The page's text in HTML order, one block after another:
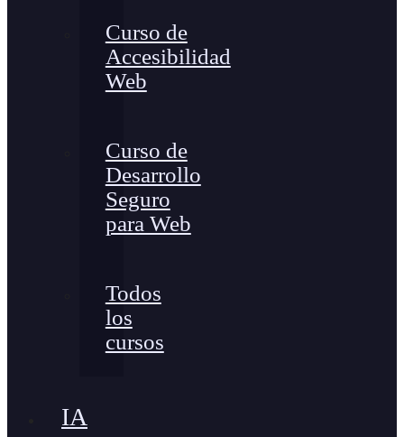
Curso de
Accesibilidad
Web
Curso de
Desarrollo
Seguro
para Web
Todos
los
cursos
IA